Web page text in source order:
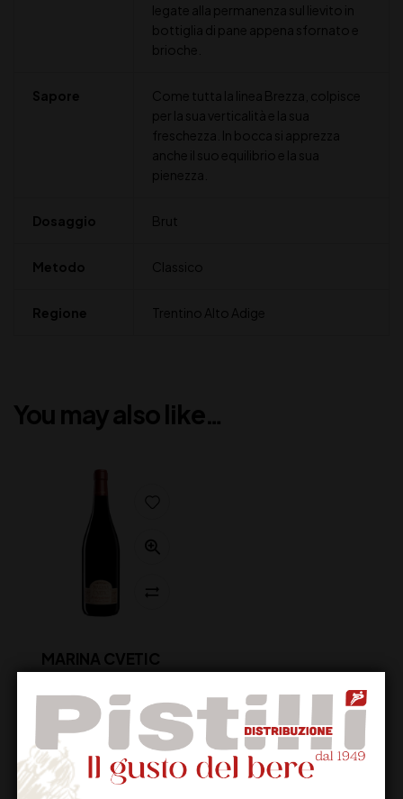
legate alla permanenza sul lievito in
bottiglia di pane appena sfornato e
brioche.
Sapore
Come tutta la linea Brezza, colpisce
per la sua verticalità e la sua
freschezza. In bocca si apprezza
anche il suo equilibrio e la sua
pienezza.
Dosaggio Brut
Metodo Classico
Regione Trentino Alto Adige
You may also like…
MARINA CVETIC
DOC MASCIARELLI CL
75
34,00
(IVA inclusa)
Disponibile